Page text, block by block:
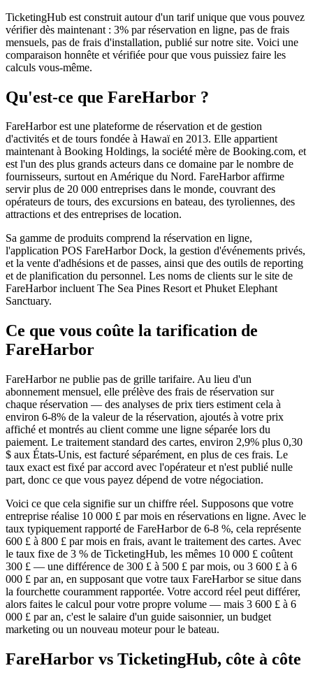
TicketingHub est construit autour d'un tarif unique que vous pouvez
vérifier dès maintenant : 3% par réservation en ligne, pas de frais
mensuels, pas de frais d'installation, publié sur notre site. Voici une
comparaison honnête et vérifiée pour que vous puissiez faire les
calculs vous-même.
Qu'est-ce que FareHarbor ?
FareHarbor est une plateforme de réservation et de gestion
d'activités et de tours fondée à Hawaï en 2013. Elle appartient
maintenant à Booking Holdings, la société mère de Booking.com, et
est l'un des plus grands acteurs dans ce domaine par le nombre de
fournisseurs, surtout en Amérique du Nord. FareHarbor affirme
servir plus de 20 000 entreprises dans le monde, couvrant des
opérateurs de tours, des excursions en bateau, des tyroliennes, des
attractions et des entreprises de location.
Sa gamme de produits comprend la réservation en ligne,
l'application POS FareHarbor Dock, la gestion d'événements privés,
et la vente d'adhésions et de passes, ainsi que des outils de reporting
et de planification du personnel. Les noms de clients sur le site de
FareHarbor incluent The Sea Pines Resort et Phuket Elephant
Sanctuary.
Ce que vous coûte la tarification de
FareHarbor
FareHarbor ne publie pas de grille tarifaire. Au lieu d'un
abonnement mensuel, elle prélève des frais de réservation sur
chaque réservation — des analyses de prix tiers estiment cela à
environ 6-8% de la valeur de la réservation, ajoutés à votre prix
affiché et montrés au client comme une ligne séparée lors du
paiement. Le traitement standard des cartes, environ 2,9% plus 0,30
$ aux États-Unis, est facturé séparément, en plus de ces frais. Le
taux exact est fixé par accord avec l'opérateur et n'est publié nulle
part, donc ce que vous payez dépend de votre négociation.
Voici ce que cela signifie sur un chiffre réel. Supposons que votre
entreprise réalise 10 000 £ par mois en réservations en ligne. Avec le
taux typiquement rapporté de FareHarbor de 6-8 %, cela représente
600 £ à 800 £ par mois en frais, avant le traitement des cartes. Avec
le taux fixe de 3 % de TicketingHub, les mêmes 10 000 £ coûtent
300 £ — une différence de 300 £ à 500 £ par mois, ou 3 600 £ à 6
000 £ par an, en supposant que votre taux FareHarbor se situe dans
la fourchette couramment rapportée. Votre accord réel peut différer,
alors faites le calcul pour votre propre volume — mais 3 600 £ à 6
000 £ par an, c'est le salaire d'un guide saisonnier, un budget
marketing ou un nouveau moteur pour le bateau.
FareHarbor vs TicketingHub, côte à côte